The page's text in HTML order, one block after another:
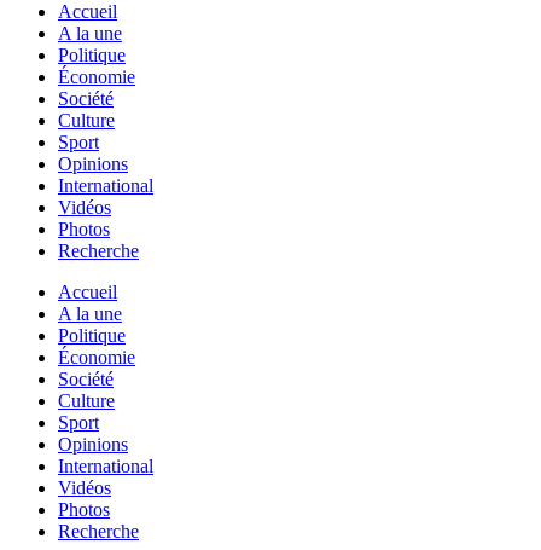
Accueil
A la une
Politique
Économie
Société
Culture
Sport
Opinions
International
Vidéos
Photos
Recherche
Accueil
A la une
Politique
Économie
Société
Culture
Sport
Opinions
International
Vidéos
Photos
Recherche